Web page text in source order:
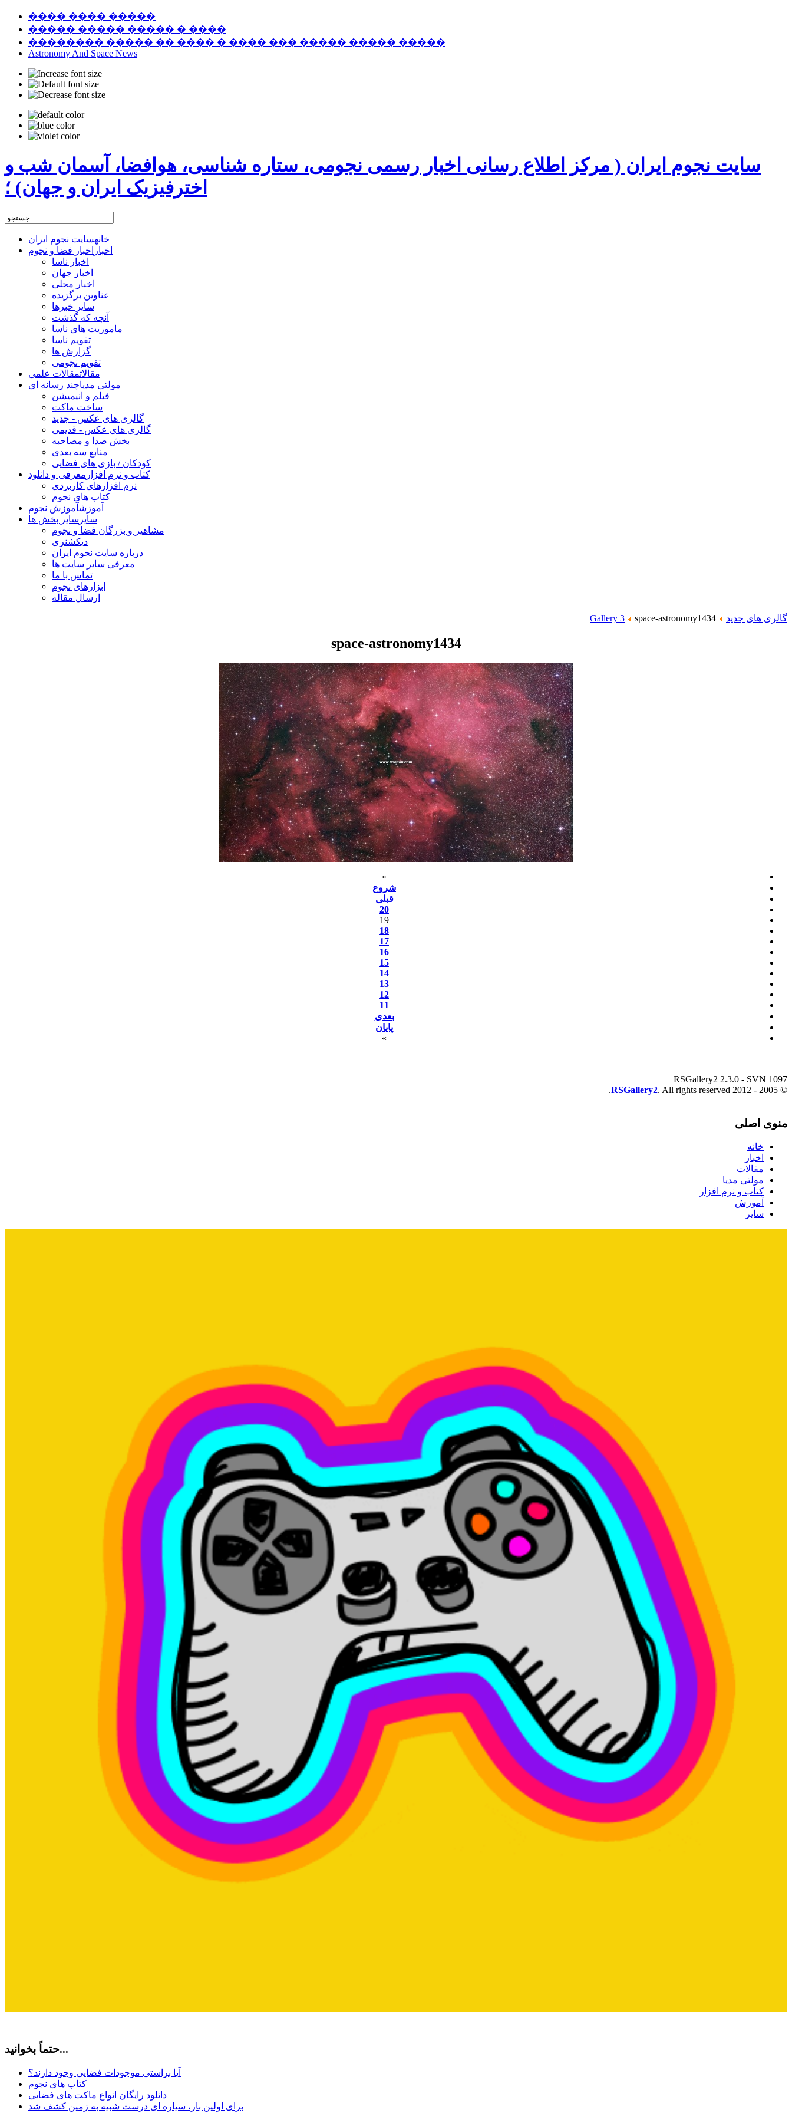
���� ���� �����
����� ����� ����� � ����
�������� ����� �� ���� � ���� ��� ����� ����� �����
Astronomy And Space News
سایت نجوم ایران ( مرکز اطلاع رسانی اخبار رسمی نجومی، ستاره شناسی، هوافضا، آسمان شب و
اخترفیزیک ایران و جهان) ؛
خانهسایت نجوم ایران
اخبار اخبار فضا و نجوم
اخبار ناسا
اخبار جهان
اخبار محلی
عناوین برگزیده
سایر خبرها
آنچه که گذشت
ماموریت های ناسا
تقویم ناسا
گزارش ها
تقویم نجومی
مقالاتمقالات علمی
مولتی مدیاچند رسانه اي
فیلم و انیمیشن
ساخت ماکت
گالری های عکس - جدید
گالری های عکس - قدیمی
بخش صدا و مصاحبه
منابع سه بعدی
کودکان / بازی های فضایی
کتاب و نرم افزار معرفی و دانلود
نرم افزارهای کاربردی
کتاب های نجوم
آموزشآموزش نجوم
سایر سایر بخش ها
مشاهیر و بزرگان فضا و نجوم
دیکشنری
درباره سایت نجوم ایران
معرفی سایر سایت ها
تماس با ما
ابزارهای نجوم
ارسال مقاله
گالری های جدید Gallery 3 space-astronomy1434
space-astronomy1434
«
شروع
قبلی
20
19
18
17
16
15
14
13
12
11
بعدی
پایان
»
RSGallery2 2.3.0 - SVN 1097
© 2005 - 2012
RSGallery2. All rights reserved.
منوی اصلی
خانه
اخبار
مقالات
مولتی مدیا
کتاب و نرم افزار
آموزش
سایر
حتماً بخوانید...
آیا براستی موجودات فضایی وجود دارند؟
کتاب های نجوم
دانلود رایگان انواع ماکت های فضایی
برای اولین بار، سیاره ای درست شبیه به زمین کشف شد